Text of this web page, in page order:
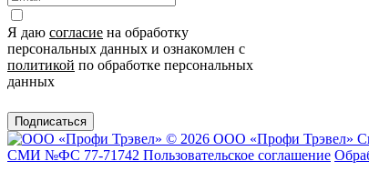
Я даю согласие на обработку
персональных данных и ознакомлен с
политикой по обработке персональных
данных
Подписаться
© 2026 ООО «Профи Трэвeл»
СМИ №ФС 77-71742 Пользовательское соглашение